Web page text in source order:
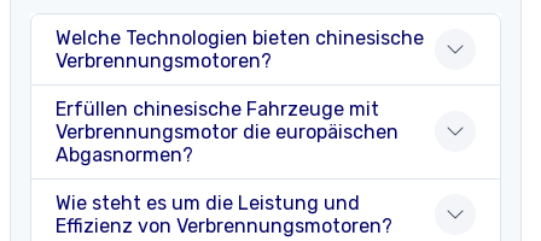
Welche Technologien bieten chinesische
Verbrennungsmotoren?
Erfüllen chinesische Fahrzeuge mit
Verbrennungsmotor die europäischen
Abgasnormen?
Wie steht es um die Leistung und
Effizienz von Verbrennungsmotoren?